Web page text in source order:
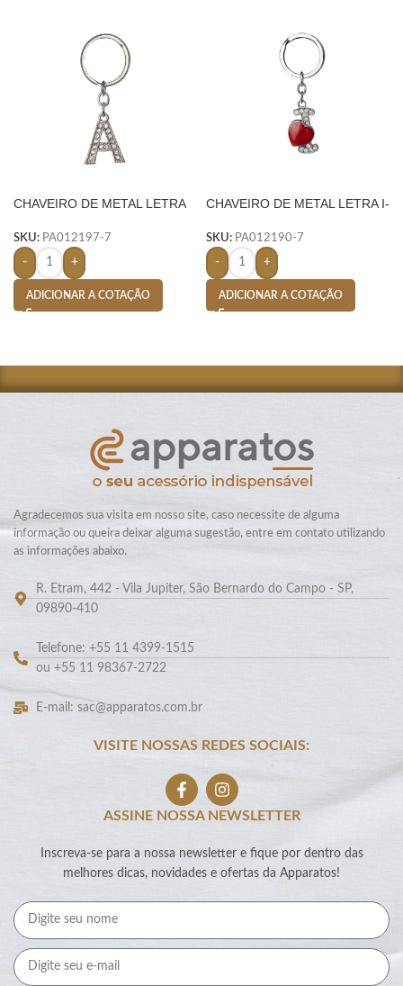
CHAVEIRO DE METAL LETRA
SKU: PA012197-7
- +
ADICIONAR A COTAÇÃO
CHAVEIRO DE METAL LETRA I-
SKU: PA012190-7
- +
ADICIONAR A COTAÇÃO
Agradecemos sua visita em nosso site, caso necessite de alguma
informação ou queira deixar alguma sugestão, entre em contato utilizando
as informações abaixo.
R. Etram, 442 - Vila Jupiter, São Bernardo do Campo - SP,
09890-410
Telefone: +55 11 4399-1515
ou +55 11 98367-2722
E-mail: sac@apparatos.com.br
VISITE NOSSAS REDES SOCIAIS:
ASSINE NOSSA NEWSLETTER
Inscreva-se para a nossa newsletter e fique por dentro das
melhores dicas, novidades e ofertas da Apparatos!